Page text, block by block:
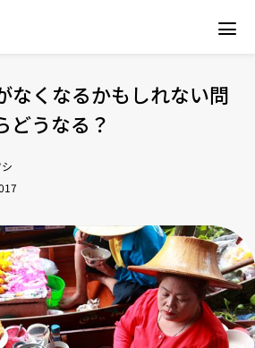
なくなるかもしれない問
どうなる？